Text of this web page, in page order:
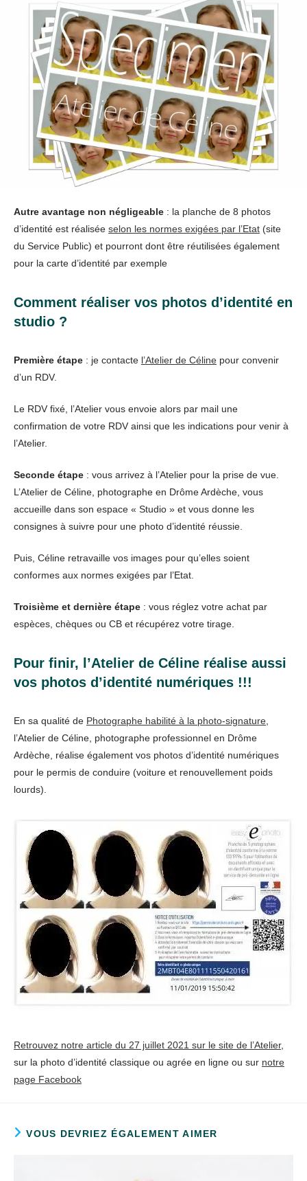
Autre avantage non négligeable : la planche de 8 photos
d’identité est réalisée selon les normes exigées par l’Etat (site
du Service Public) et pourront dont être réutilisées également
pour la carte d’identité par exemple
Comment réaliser vos photos d’identité en
studio ?
Première étape : je contacte l’Atelier de Céline pour convenir
d’un RDV.
Le RDV fixé, l’Atelier vous envoie alors par mail une
confirmation de votre RDV ainsi que les indications pour venir à
l’Atelier.
Seconde étape : vous arrivez à l’Atelier pour la prise de vue.
L’Atelier de Céline, photographe en Drôme Ardèche, vous
accueille dans son espace « Studio » et vous donne les
consignes à suivre pour une photo d’identité réussie.
Puis, Céline retravaille vos images pour qu’elles soient
conformes aux normes exigées par l’Etat.
Troisième et dernière étape : vous réglez votre achat par
espèces, chèques ou CB et récupérez votre tirage.
Pour finir, l’Atelier de Céline réalise aussi
vos photos d’identité numériques !!!
En sa qualité de Photographe habilité à la photo-signature,
l’Atelier de Céline, photographe professionnel en Drôme
Ardèche, réalise également vos photos d’identité numériques
pour le permis de conduire (voiture et renouvellement poids
lourds).
Retrouvez notre article du 27 juillet 2021 sur le site de l’Atelier,
sur la photo d’identité classique ou agrée en ligne ou sur notre
page Facebook
VOUS DEVRIEZ ÉGALEMENT AIMER